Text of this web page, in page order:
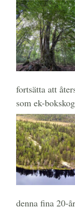
fortsätta att
som ek-
denna fina 20-